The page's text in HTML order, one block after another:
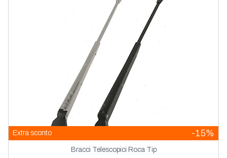
Extra sconto -15%
Bracci Telescopici Roca Tip